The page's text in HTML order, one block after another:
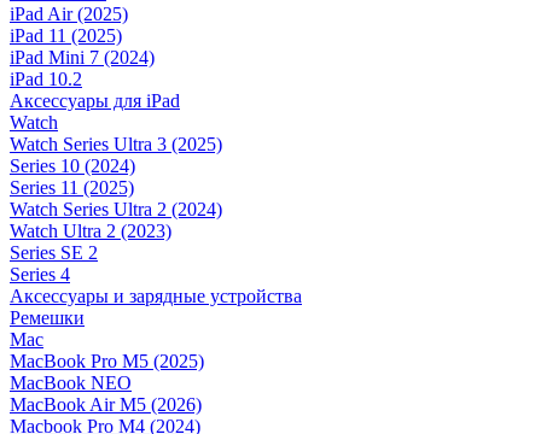
iPad Air (2025)
iPad 11 (2025)
iPad Mini 7 (2024)
iPad 10.2
Аксессуары для iPad
Watch
Watch Series Ultra 3 (2025)
Series 10 (2024)
Series 11 (2025)
Watch Series Ultra 2 (2024)
Watch Ultra 2 (2023)
Series SE 2
Series 4
Аксессуары и зарядные устройства
Ремешки
Mac
MacBook Pro M5 (2025)
MacBook NEO
MacBook Air M5 (2026)
Macbook Pro M4 (2024)